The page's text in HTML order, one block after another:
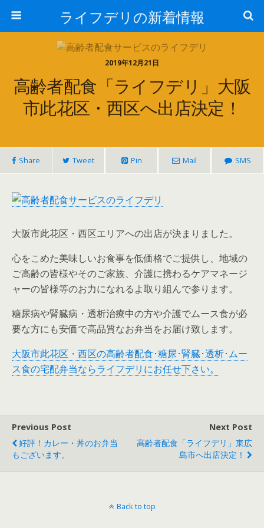
ライフデリの新着情報
2019年12月21日
高齢者配食「ライフデリ」大阪
市此花区・西区へ出店決定！
Share Tweet Pin Mail SMS
大阪市此花区・西区エリアへの出店が決まりました。
心をこめた美味しいお食事を低価格でご提供し、地域の
ご高齢の皆様やそのご家族、介護に携わるケアマネージ
ャーの皆様等のお力になれるよ取り組んで参ります。
糖尿病や腎臓病・透析治療中の方や介護でムース食が必
要な方にも安価で高品質なお弁当をお届け致します。
大阪市此花区・西区の高齢者配食･糖尿･腎臓･透析･ムー
ス食の宅配弁当ならライフデリにお任せ下さい。
Previous Post
好評！カレー・丼のお弁当
もございます。
Next Post
高齢者配食「ライフデリ」東広
島市へ出店決定！
Back to top